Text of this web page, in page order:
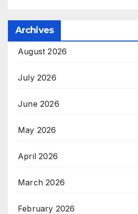
Archives
August 2026
July 2026
June 2026
May 2026
April 2026
March 2026
February 2026